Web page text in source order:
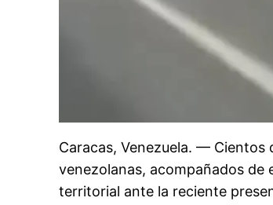
Caracas, Venezuela. — Cientos
venezolanas, acompañados de
territorial ante la reciente